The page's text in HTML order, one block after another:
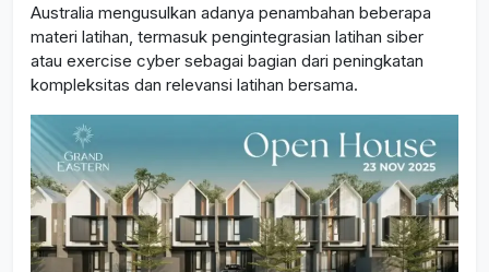
Australia mengusulkan adanya penambahan beberapa
materi latihan, termasuk pengintegrasian latihan siber
atau exercise cyber sebagai bagian dari peningkatan
kompleksitas dan relevansi latihan bersama.